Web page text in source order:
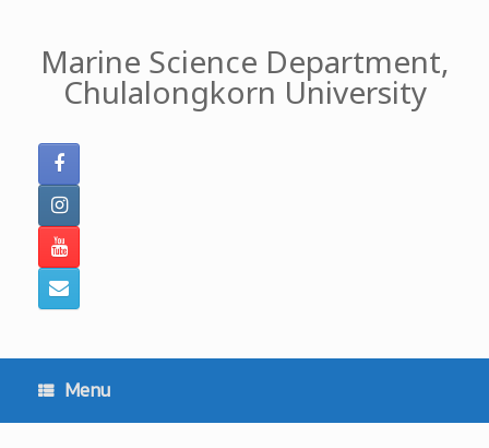
contentMarine Science Department,
Chulalongkorn University
Menu